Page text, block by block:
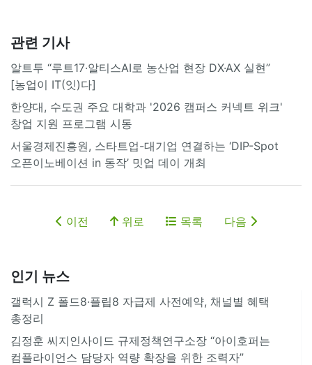
관련 기사
알트투 “루트17·알티스AI로 농산업 현장 DX·AX 실현”
[농업이 IT(잇)다]
한양대, 수도권 주요 대학과 '2026 캠퍼스 커넥트 위크'
창업 지원 프로그램 시동
서울경제진흥원, 스타트업-대기업 연결하는 ‘DIP-Spot
오픈이노베이션 in 동작’ 밋업 데이 개최
이전 위로 목록 다음
인기 뉴스
갤럭시 Z 폴드8·플립8 자급제 사전예약, 채널별 혜택
총정리
김정훈 씨지인사이드 규제정책연구소장 “아이호퍼는
컴플라이언스 담당자 역량 확장을 위한 조력자”